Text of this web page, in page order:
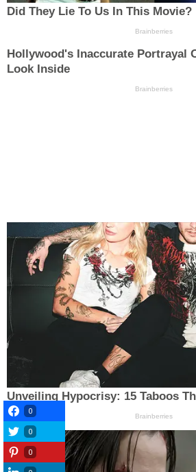
0
0
0